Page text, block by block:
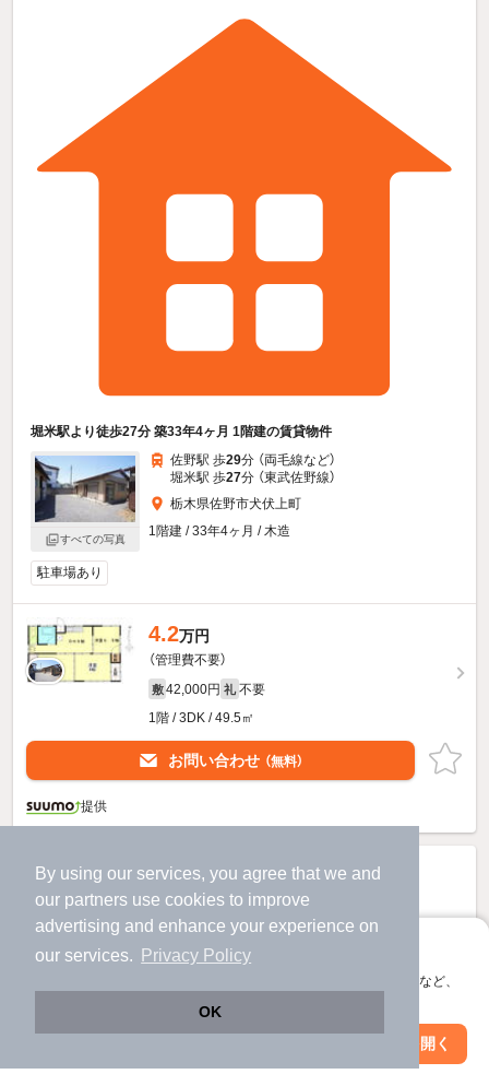
By using our services, you agree that we and
our partners use cookies to improve
advertising and enhance your experience on
our services.
Privacy Policy
OK
アプリに切り替えて、サクサクお部屋探し
会員登録なしですぐ使える。マップ検索やお気に入り保存など、
アプリを開く
堀米駅より徒歩27分 築33年4ヶ月 1階建の賃貸物件
すべての写真
佐野駅 歩29分 （両毛線など）
堀米駅 歩27分 （東武佐野線）
栃木県佐野市犬伏上町
1階建 / 33年4ヶ月 / 木造
駐車場あり
4.2万円
（管理費不要）
敷 42,000円 礼 不要
1階 / 3DK / 49.5㎡
お問い合わせ （無料）
提供
絞り込み条件を変更